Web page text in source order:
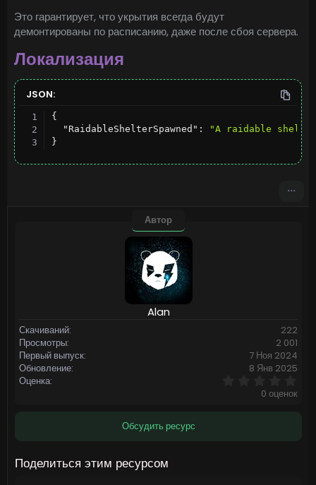
Это гарантирует, что укрытия всегда будут
демонтированы по расписанию, даже после сбоя сервера.
Локализация
JSON:
{
"RaidableShelterSpawned" :
"A raidable shelter
}
Автор
Alan
Скачиваний
222
Просмотры
2 001
Первый выпуск
7 Ноя 2024
Обновление
8 Янв 2025
Оценка
,
0
0 оценок
Обсудить ресурс
Поделиться этим ресурсом